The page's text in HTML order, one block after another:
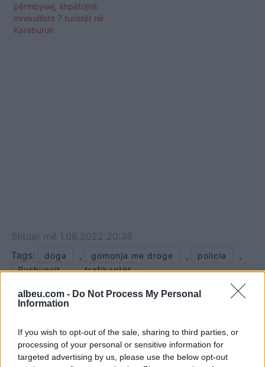
albeu.com - Do Not Process My Personal
Information
If you wish to opt-out of the sale, sharing to third parties, or
processing of your personal or sensitive information for
targeted advertising by us, please use the below opt-out
përmbysej, shpëtojnë
mrekullisht 7 turistët në
Karaburun
Shtuar më 1.08.2022 20:38
Tags:
doga , gomonja me droge , policia ,
Pushuesit , trafikantët